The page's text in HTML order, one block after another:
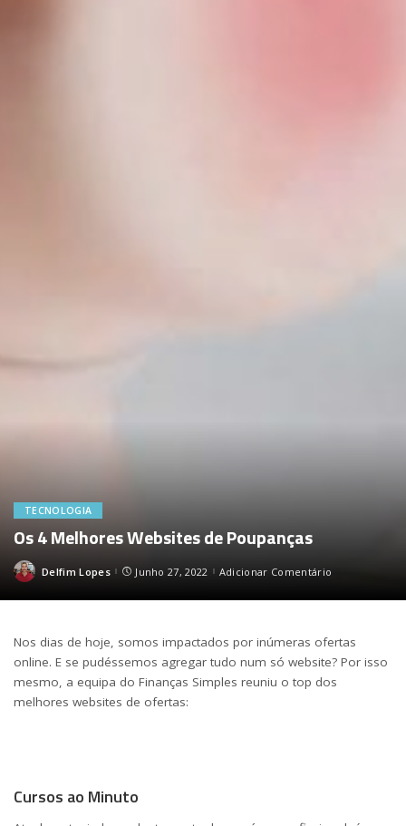
TECNOLOGIA
Os 4 Melhores Websites de Poupanças
Posted
Delfim Lopes Junho 27, 2022 Adicionar Comentário
Nos dias de hoje, somos impactados por inúmeras ofertas
online. E se pudéssemos agregar tudo num só website? Por isso
mesmo, a equipa do Finanças Simples reuniu o top dos
melhores websites de ofertas:
Cursos ao Minuto